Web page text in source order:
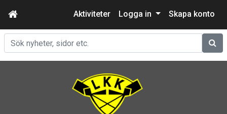
Aktiviteter Logga in Skapa konto
Sök